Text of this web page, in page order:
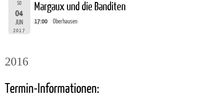
SO
04
JUN
2017
Margaux und die Banditen
17:00 Oberhausen
2016
Termin-Informationen: